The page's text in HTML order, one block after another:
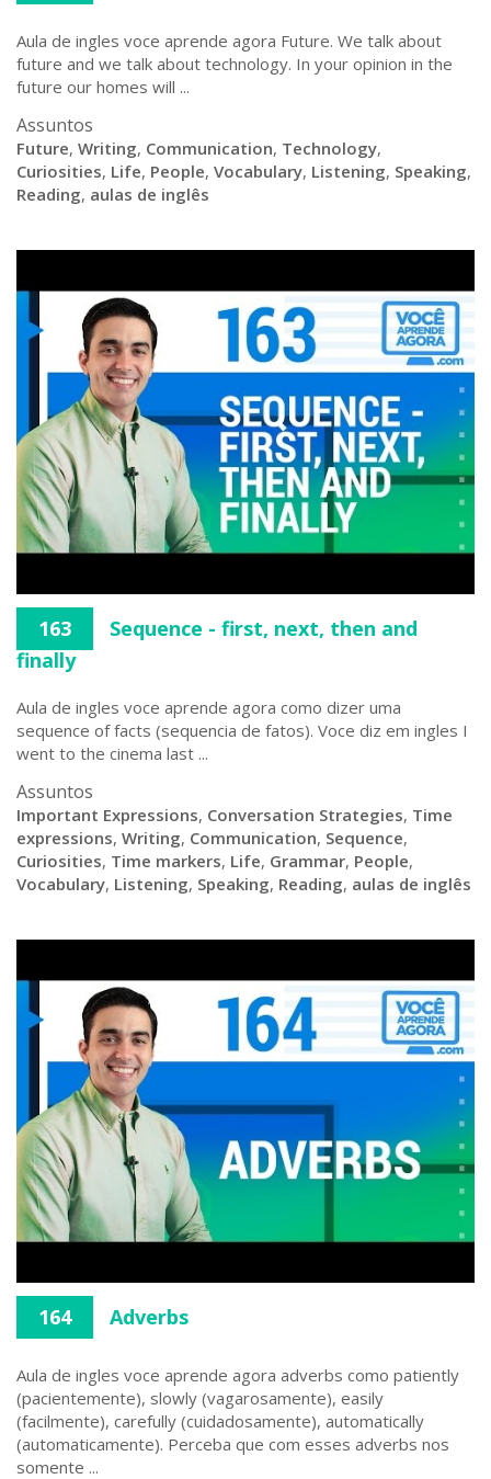
Aula de ingles voce aprende agora Future. We talk about
future and we talk about technology. In your opinion in the
future our homes will ...
Assuntos
Future, Writing, Communication, Technology,
Curiosities, Life, People, Vocabulary, Listening, Speaking,
Reading, aulas de inglês
163
Sequence - first, next, then and
finally
Aula de ingles voce aprende agora como dizer uma
sequence of facts (sequencia de fatos). Voce diz em ingles I
went to the cinema last ...
Assuntos
Important Expressions, Conversation Strategies, Time
expressions, Writing, Communication, Sequence,
Curiosities, Time markers, Life, Grammar, People,
Vocabulary, Listening, Speaking, Reading, aulas de inglês
164 Adverbs
Aula de ingles voce aprende agora adverbs como patiently
(pacientemente), slowly (vagarosamente), easily
(facilmente), carefully (cuidadosamente), automatically
(automaticamente). Perceba que com esses adverbs nos
somente ...